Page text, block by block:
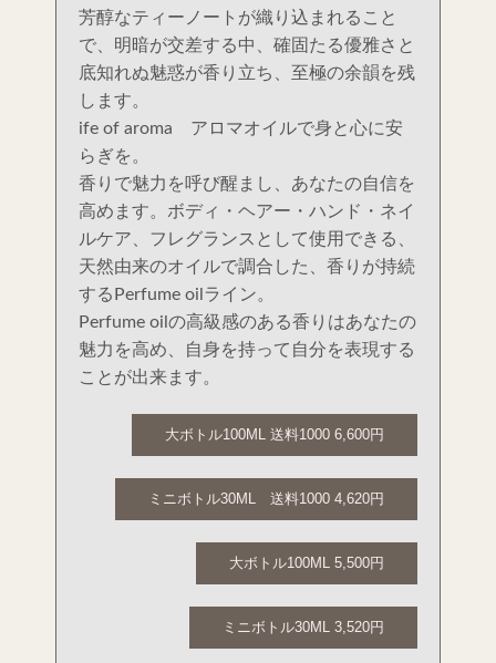
芳醇なティーノートが織り込まれること
で、明暗が交差する中、確固たる優雅さと
底知れぬ魅惑が香り立ち、至極の余韻を残
します。
ife of aroma アロマオイルで身と心に安
らぎを。
香りで魅力を呼び醒まし、あなたの自信を
高めます。ボディ・ヘアー・ハンド・ネイ
ルケア、フレグランスとして使用できる、
天然由来のオイルで調合した、香りが持続
するPerfume oilライン。
Perfume oilの高級感のある香りはあなたの
魅力を高め、自身を持って自分を表現する
ことが出来ます。
大ボトル100ML 送料1000 6,600円
ミニボトル30ML 送料1000 4,620円
大ボトル100ML 5,500円
ミニボトル30ML 3,520円